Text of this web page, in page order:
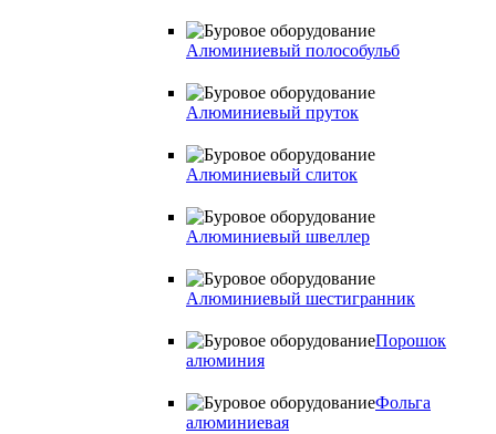
Алюминиевый полособульб
Алюминиевый пруток
Алюминиевый слиток
Алюминиевый швеллер
Алюминиевый шестигранник
Порошок
алюминия
Фольга
алюминиевая